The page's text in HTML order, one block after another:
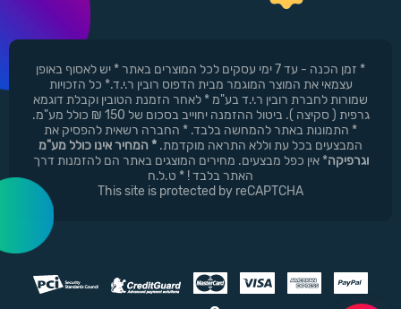
* זמן הכנה - עד 7 ימי עסקים לכל המוצרים באתר * יש לאסוף באופן
עצמאי את המוצר המוגמר מבית הדפוס רובין ר.י.ד.* כל הזכויות
שמורות לחברת רובין ר.י.ד בע"מ * לאחר הזמנת הטובין וקבלת דוגמא
גרפית ( סקיצה ). ביטול ההזמנה יחוייב בסכום של 150 ₪ כולל מע"מ.
* התמונות באתר להמחשה בלבד. * החברה רשאית להפסיק את
המבצעים בכל עת וללא התראה מוקדמת. * המחיר אינו כולל מע"מ
וגרפיקה* אין כפל מבצעים. מחירים המוצגים באתר הם להזמנות דרך
האתר בלבד ! * ט.ל.ח
This site is protected by reCAPTCHA